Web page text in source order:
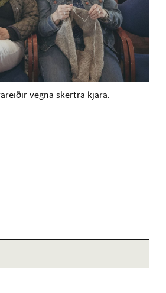
vegna skertra kjara.